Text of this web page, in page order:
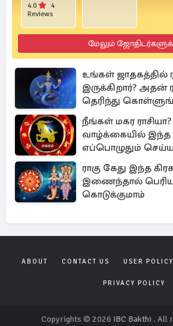
4.0
4
Reviews
மேலும்
உங்கள் ஜாதகத்தில்
இருக்கிறார்? அதன்
தெரிந்து
நீங்கள் மகர
வாழ்க்கையில்
எப்பொழுதும்
ராகு கேது இந்த
இணைந்தால் பெரிய
கொடுக்குமாம்
ABOUT CONTACT US USER POLICY
PRIVACY POLICY
Copyrights © 2026 IBC Bakthi . All